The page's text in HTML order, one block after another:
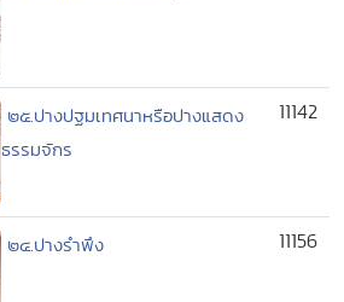
๒๕.ปางปฐมเทศนาหรือปางแสดง
ธรรมจักร
11142
๒๔.ปางรำพึง 11156